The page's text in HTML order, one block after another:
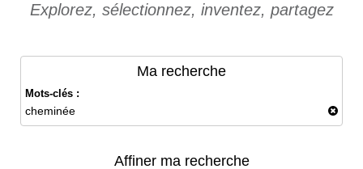
Explorez, sélectionnez, inventez, partagez
Ma recherche
Mots-clés :
cheminée
Affiner ma recherche